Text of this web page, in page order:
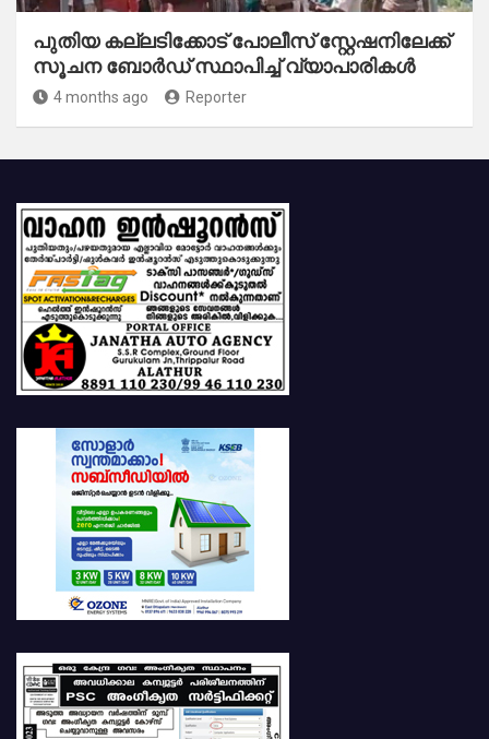
പുതിയ കല്ലടിക്കോട് പോലീസ് സ്റ്റേഷനിലേക്ക്
സൂചന ബോർഡ് സ്ഥാപിച്ച് വ്യാപാരികൾ
4 months ago Reporter